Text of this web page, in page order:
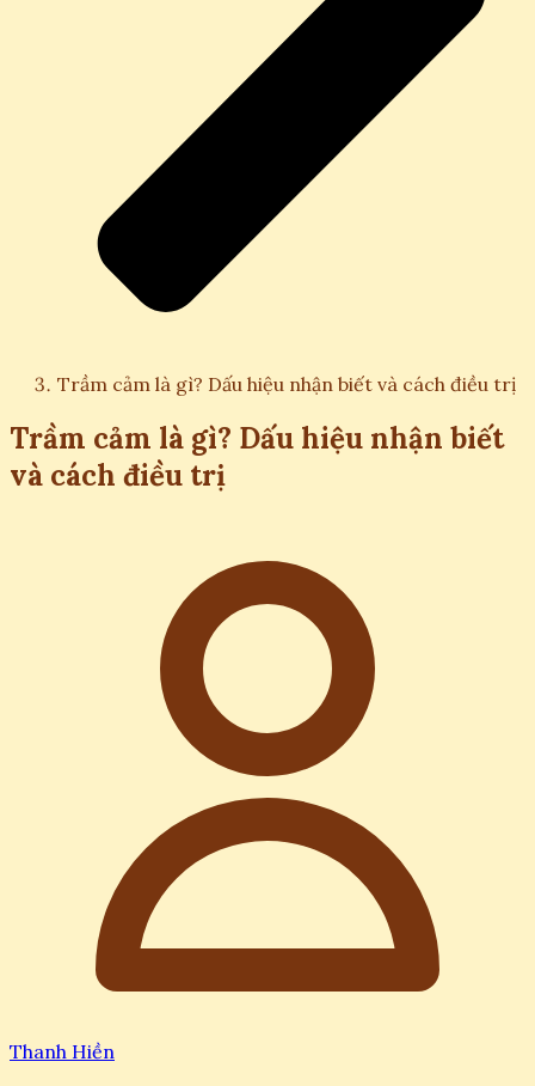
Trầm cảm là gì? Dấu hiệu nhận biết và cách điều trị
Trầm cảm là gì? Dấu hiệu nhận biết
và cách điều trị
Thanh Hiền